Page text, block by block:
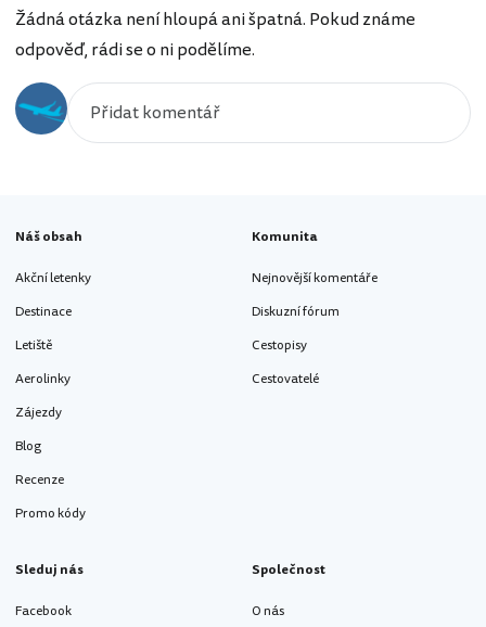
Žádná otázka není hloupá ani špatná. Pokud známe
odpověď, rádi se o ni podělíme.
Náš obsah
Akční letenky
Destinace
Letiště
Aerolinky
Zájezdy
Blog
Recenze
Promo kódy
Komunita
Nejnovější komentáře
Diskuzní fórum
Cestopisy
Cestovatelé
Sleduj nás
Facebook
Společnost
O nás